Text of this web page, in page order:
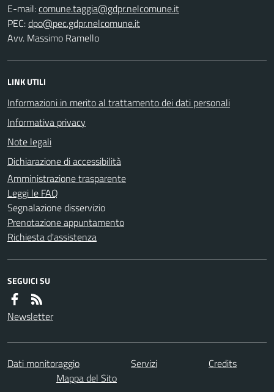
E-mail:
PEC:
Avv. Massimo Ramello
LINK UTILI
Informazioni in merito al trattamento dei dati personali
Informativa privacy
Note legali
Dichiarazione di accessibilità
Amministrazione trasparente
Leggi le FAQ
Segnalazione disservizio
Prenotazione appuntamento
Richiesta d'assistenza
SEGUICI SU
Newsletter
Dati monitoraggio Servizi
Credits
Mappa del Sito